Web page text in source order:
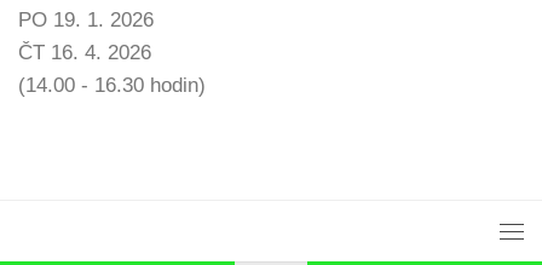
PO 19. 1. 2026
ČT 16. 4. 2026
(14.00 - 16.30 hodin)